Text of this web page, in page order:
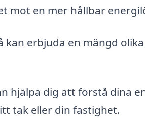
mot en mer hållbar
erbjuda en mängd
hjälpa dig att förstå dina
tak eller din fastighet.